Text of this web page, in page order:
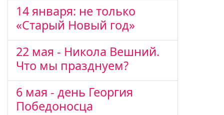
14 января: не только
«Старый Новый год»
22 мая - Никола Вешний.
Что мы празднуем?
6 мая - день Георгия
Победоносца